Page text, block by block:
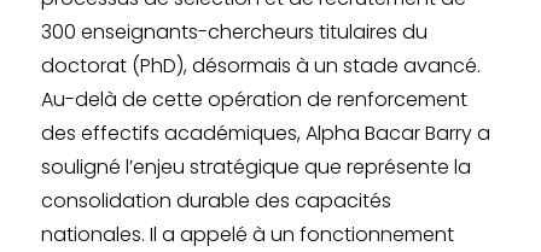
300 enseignants-chercheurs titulaires du
doctorat (PhD), désormais à un stade avancé.
Au-delà de cette opération de renforcement
des effectifs académiques, Alpha Bacar Barry a
souligné l’enjeu stratégique que représente la
consolidation durable des capacités
nationales. Il a appelé à un fonctionnement